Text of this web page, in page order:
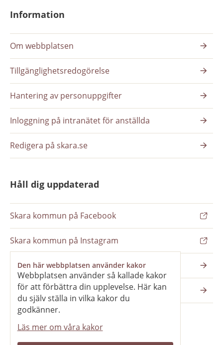
Den här webbplatsen använder kakor
Webbplatsen använder så kallade kakor
för att förbättra din upplevelse. Här kan
du själv ställa in vilka kakor du
godkänner.
Läs mer om våra kakor
Information
Om webbplatsen
Tillgänglighetsredogörelse
Hantering av personuppgifter
Inloggning på intranätet för anställda
Redigera på skara.se
Håll dig uppdaterad
Skara kommun på Facebook
Skara kommun på Instagram
Nyhetsbrev
Pressrum
Våra webbplatser